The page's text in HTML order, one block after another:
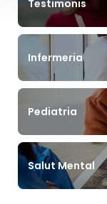
Testimonis
Infermeria
Pediatria
Salut Mental